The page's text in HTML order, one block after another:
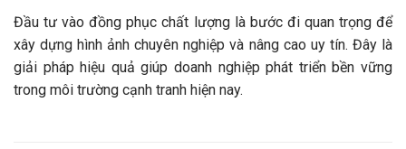
Đầu tư vào đồng phục chất lượng là bước đi quan trọng để
xây dựng hình ảnh chuyên nghiệp và nâng cao uy tín. Đây là
giải pháp hiệu quả giúp doanh nghiệp phát triển bền vững
trong môi trường cạnh tranh hiện nay.